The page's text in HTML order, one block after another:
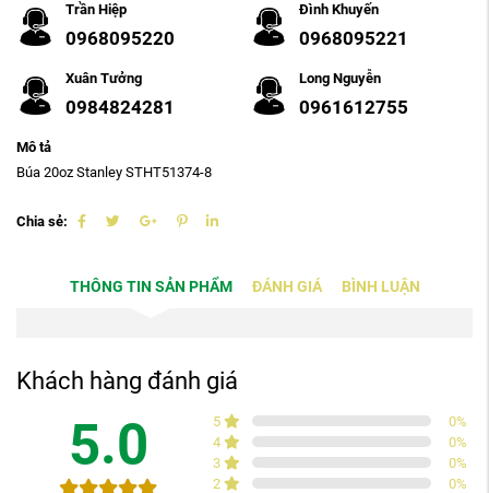
Trần Hiệp
0968095220
Đình Khuyến
0968095221
Xuân Tưởng
0984824281
Long Nguyễn
0961612755
Mô tả
Búa 20oz Stanley STHT51374-8
Chia sẻ:
THÔNG TIN SẢN PHẨM ĐÁNH GIÁ BÌNH LUẬN
Khách hàng đánh giá
5.0 5 0%
4
0%
3
0%
2
0%